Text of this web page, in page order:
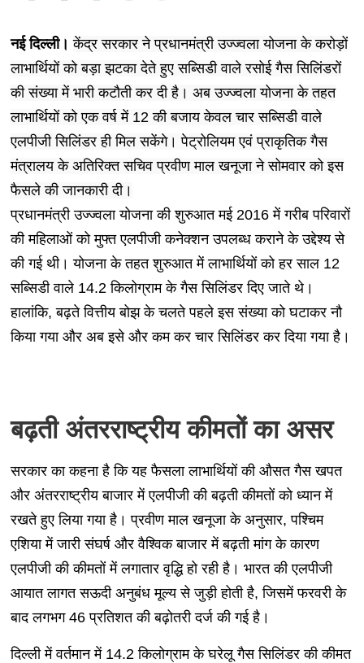
नई दिल्ली।केंद्र सरकार ने प्रधानमंत्री उज्ज्वला योजना के करोड़ों
लाभार्थियों को बड़ा झटका देते हुए सब्सिडी वाले रसोई गैस सिलिंडरों
की संख्या में भारी कटौती कर दी है। अब उज्ज्वला योजना के तहत
लाभार्थियों को एक वर्ष में 12 की बजाय केवल चार सब्सिडी वाले
एलपीजी सिलिंडर ही मिल सकेंगे। पेट्रोलियम एवं प्राकृतिक गैस
मंत्रालय के अतिरिक्त सचिव प्रवीण माल खनूजा ने सोमवार को इस
फैसले की जानकारी दी।
प्रधानमंत्री उज्ज्वला योजना की शुरुआत मई 2016 में गरीब परिवारों
की महिलाओं को मुफ्त एलपीजी कनेक्शन उपलब्ध कराने के उद्देश्य से
की गई थी। योजना के तहत शुरुआत में लाभार्थियों को हर साल 12
सब्सिडी वाले 14.2 किलोग्राम के गैस सिलिंडर दिए जाते थे।
हालांकि, बढ़ते वित्तीय बोझ के चलते पहले इस संख्या को घटाकर नौ
किया गया और अब इसे और कम कर चार सिलिंडर कर दिया गया है।
बढ़ती अंतरराष्ट्रीय कीमतों का असर
सरकार का कहना है कि यह फैसला लाभार्थियों की औसत गैस खपत
और अंतरराष्ट्रीय बाजार में एलपीजी की बढ़ती कीमतों को ध्यान में
रखते हुए लिया गया है। प्रवीण माल खनूजा के अनुसार, पश्चिम
एशिया में जारी संघर्ष और वैश्विक बाजार में बढ़ती मांग के कारण
एलपीजी की कीमतों में लगातार वृद्धि हो रही है। भारत की एलपीजी
आयात लागत सऊदी अनुबंध मूल्य से जुड़ी होती है, जिसमें फरवरी के
बाद लगभग 46 प्रतिशत की बढ़ोतरी दर्ज की गई है।
दिल्ली में वर्तमान में 14.2 किलोग्राम के घरेलू गैस सिलिंडर की कीमत